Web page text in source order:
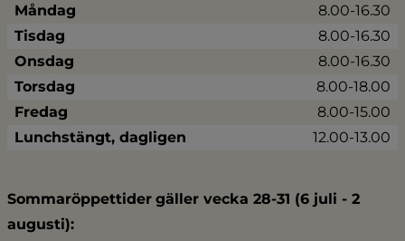
Måndag
8.00-16.30
Tisdag
8.00-16.30
Onsdag
8.00-16.30
Torsdag
8.00-18.00
Fredag
8.00-15.00
Lunchstängt, dagligen
12.00-13.00
Sommaröppettider gäller vecka 28-31 (6 juli - 2
augusti):